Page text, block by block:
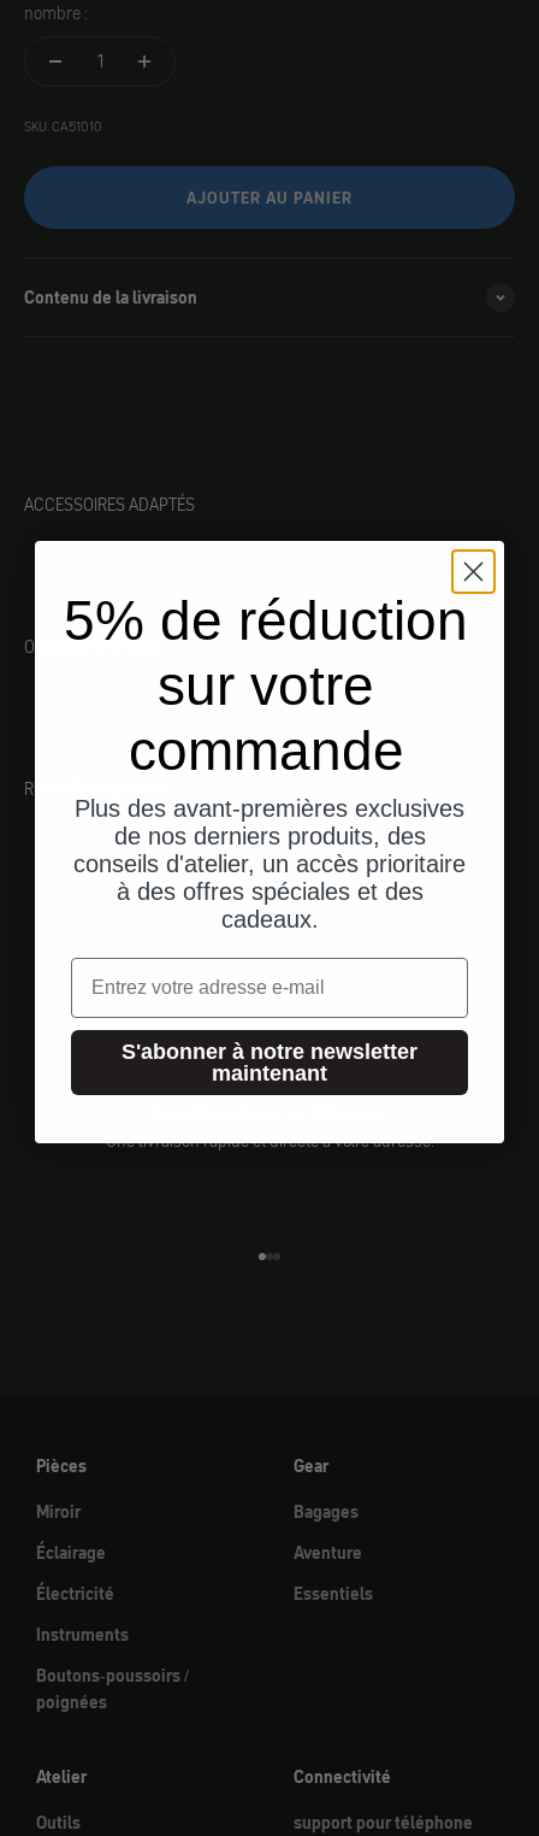
nombre :
SKU: CA51010
AJOUTER AU PANIER
Contenu de la livraison
ACCESSOIRES ADAPTÉS
OUTILLAGE ADAPTÉ
RECOMMANDATIONS
Une livraison rapide et directe à votre adresse.
Pièces
Miroir
Éclairage
Électricité
Instruments
Boutons-poussoirs /
poignées
Gear
Bagages
Aventure
Essentiels
Atelier
Outils
Connectivité
support pour téléphone
5% de réduction
sur votre
commande
Plus des avant-premières exclusives
de nos derniers produits, des
conseils d'atelier, un accès prioritaire
à des offres spéciales et des
cadeaux.
Email
S'abonner à notre newsletter
maintenant